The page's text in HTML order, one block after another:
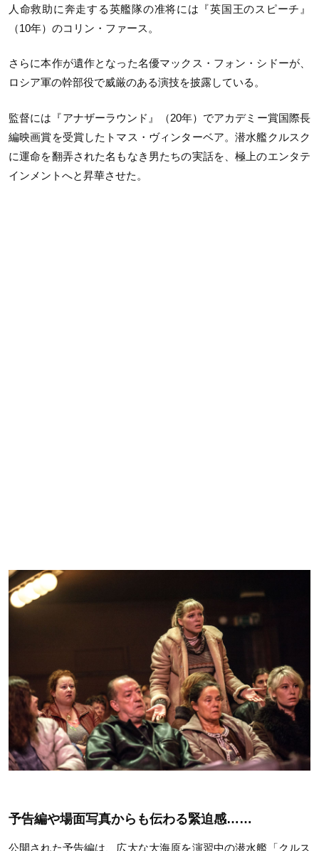
人命救助に奔走する英艦隊の准将には『英国王のスピーチ』
（10年）のコリン・ファース。
さらに本作が遺作となった名優マックス・フォン・シドーが、
ロシア軍の幹部役で威厳のある演技を披露している。
監督には『アナザーラウンド』（20年）でアカデミー賞国際長
編映画賞を受賞したトマス・ヴィンターベア。潜水艦クルスク
に運命を翻弄された名もなき男たちの実話を、極上のエンタテ
インメントへと昇華させた。
予告編や場面写真からも伝わる緊迫感……
公開された予告編は、広大な大海原を演習中の潜水艦「クルス